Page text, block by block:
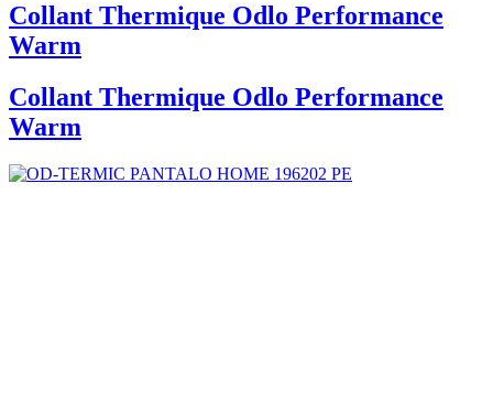
Collant Thermique Odlo Performance
Warm
Collant Thermique Odlo Performance
Warm